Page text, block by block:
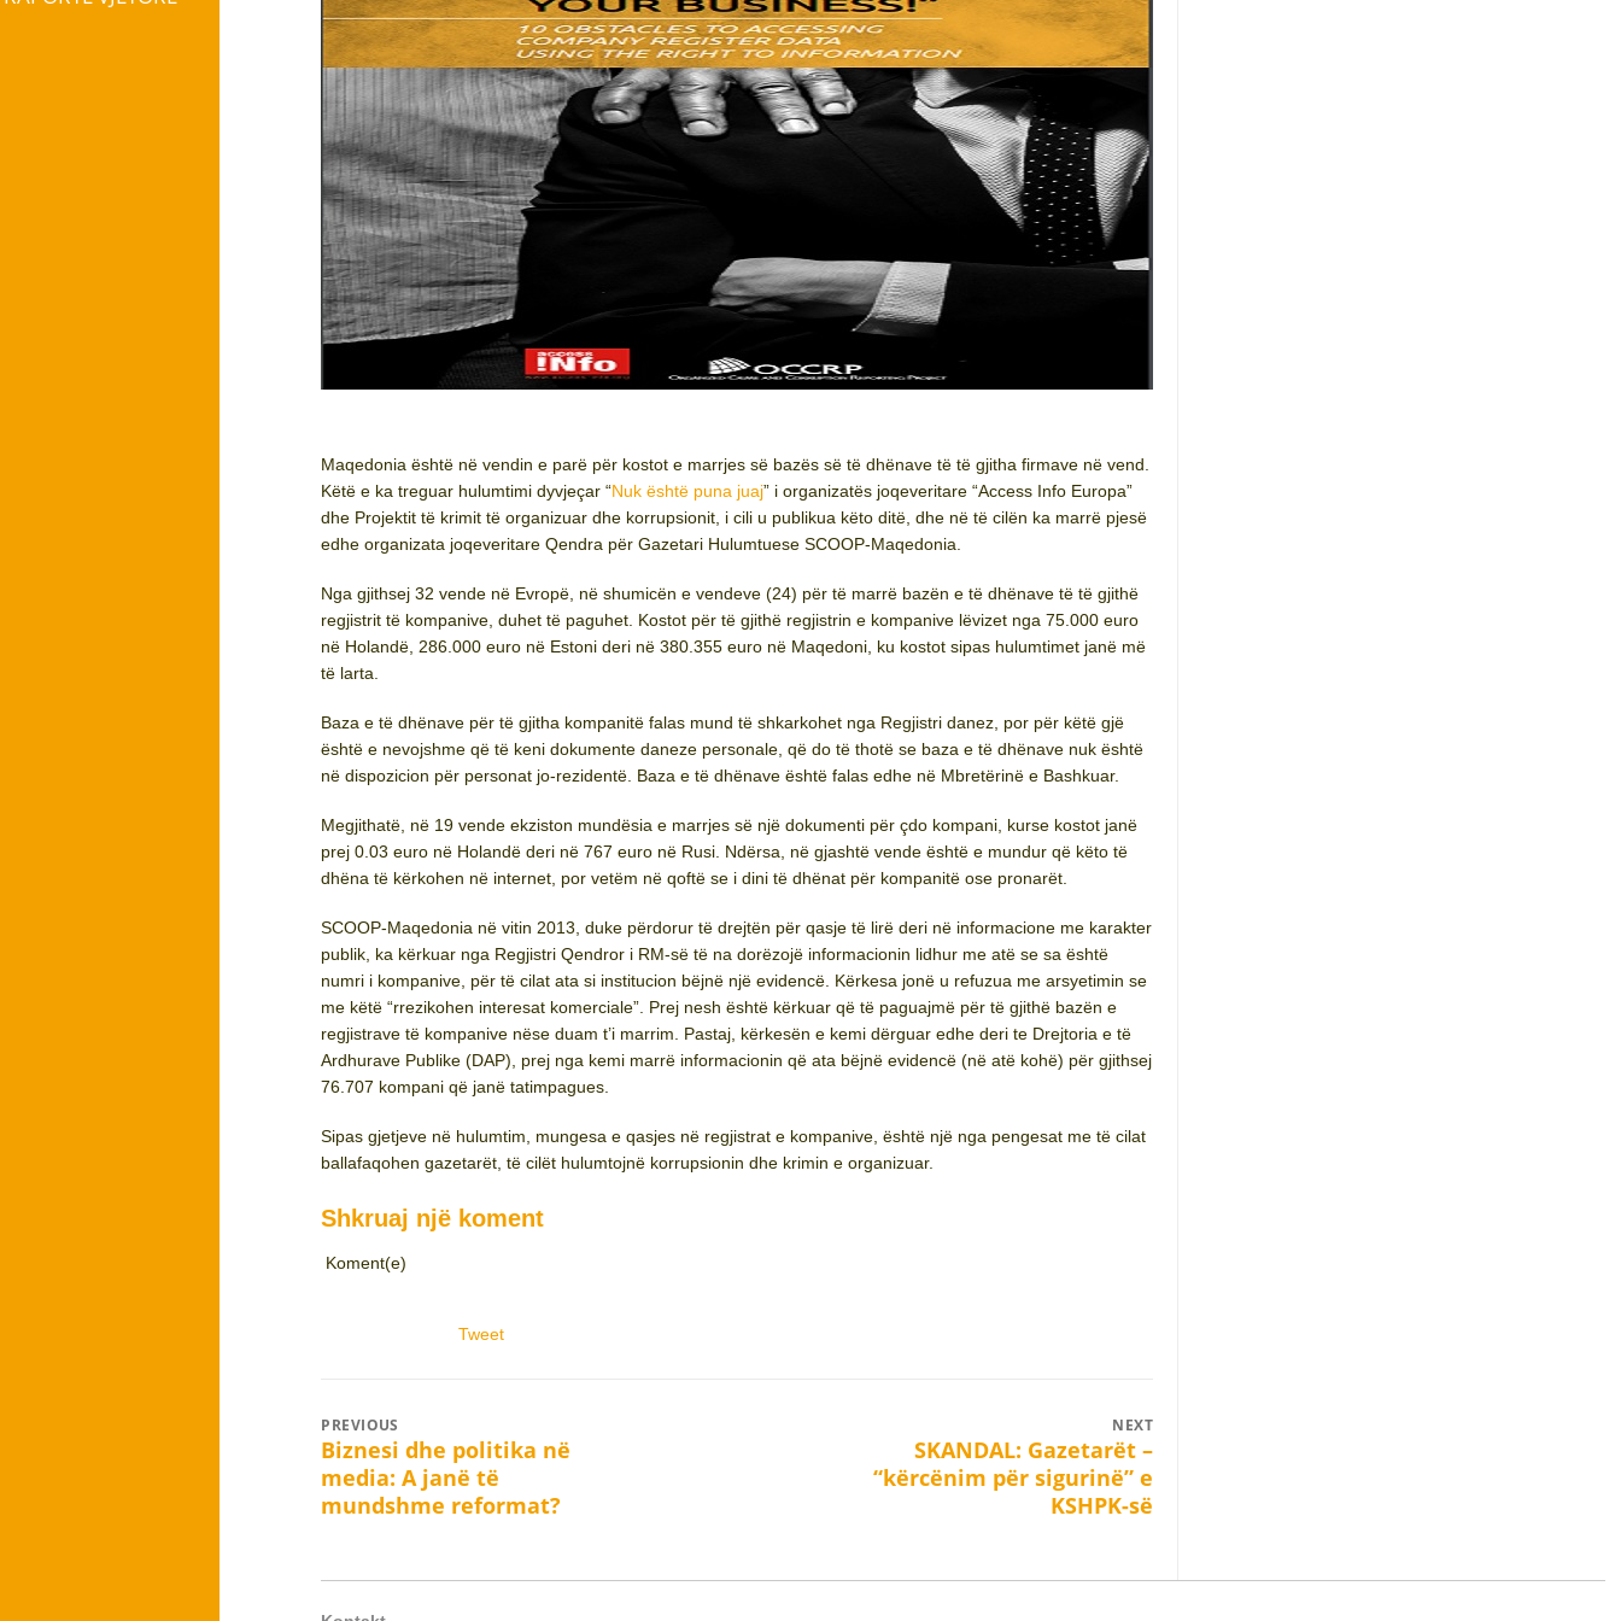
Maqedonia është në vendin e parë për kostot e marrjes së bazës së të dhënave të të gjitha firmave në vend.
Këtë e ka treguar hulumtimi dyvjeçar “Nuk është puna juaj” i organizatës joqeveritare “Access Info Europa”
dhe Projektit të krimit të organizuar dhe korrupsionit, i cili u publikua këto ditë, dhe në të cilën ka marrë pjesë
edhe organizata joqeveritare Qendra për Gazetari Hulumtuese SCOOP-Maqedonia.
Nga gjithsej 32 vende në Evropë, në shumicën e vendeve (24) për të marrë bazën e të dhënave të të gjithë
regjistrit të kompanive, duhet të paguhet. Kostot për të gjithë regjistrin e kompanive lëvizet nga 75.000 euro
në Holandë, 286.000 euro në Estoni deri në 380.355 euro në Maqedoni, ku kostot sipas hulumtimet janë më
të larta.
Baza e të dhënave për të gjitha kompanitë falas mund të shkarkohet nga Regjistri danez, por për këtë gjë
është e nevojshme që të keni dokumente daneze personale, që do të thotë se baza e të dhënave nuk është
në dispozicion për personat jo-rezidentë. Baza e të dhënave është falas edhe në Mbretërinë e Bashkuar.
Megjithatë, në 19 vende ekziston mundësia e marrjes së një dokumenti për çdo kompani, kurse kostot janë
prej 0.03 euro në Holandë deri në 767 euro në Rusi. Ndërsa, në gjashtë vende është e mundur që këto të
dhëna të kërkohen në internet, por vetëm në qoftë se i dini të dhënat për kompanitë ose pronarët.
SCOOP-Maqedonia në vitin 2013, duke përdorur të drejtën për qasje të lirë deri në informacione me karakter
publik, ka kërkuar nga Regjistri Qendror i RM-së të na dorëzojë informacionin lidhur me atë se sa është
numri i kompanive, për të cilat ata si institucion bëjnë një evidencë. Kërkesa jonë u refuzua me arsyetimin se
me këtë “rrezikohen interesat komerciale”. Prej nesh është kërkuar që të paguajmë për të gjithë bazën e
regjistrave të kompanive nëse duam t’i marrim. Pastaj, kërkesën e kemi dërguar edhe deri te Drejtoria e të
Ardhurave Publike (DAP), prej nga kemi marrë informacionin që ata bëjnë evidencë (në atë kohë) për gjithsej
76.707 kompani që janë tatimpagues.
Sipas gjetjeve në hulumtim, mungesa e qasjes në regjistrat e kompanive, është një nga pengesat me të cilat
ballafaqohen gazetarët, të cilët hulumtojnë korrupsionin dhe krimin e organizuar.
Shkruaj një koment
Koment(e)
Tweet
Post
navigation
PREVIOUS
Previous
post:
Biznesi dhe politika në
media: A janë të
mundshme reformat?
NEXT
post:
SKANDAL: Gazetarët –
“kërcënim për sigurinë” e
KSHPK-së